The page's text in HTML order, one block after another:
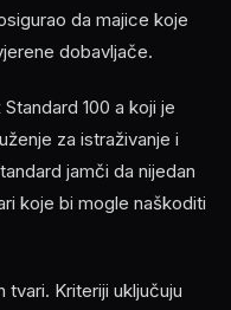
da majice koje
dobavljače.
100 a koji je
za istraživanje i
jamči da nijedan
koje bi mogle naškoditi
tvari. Kriteriji uključuju